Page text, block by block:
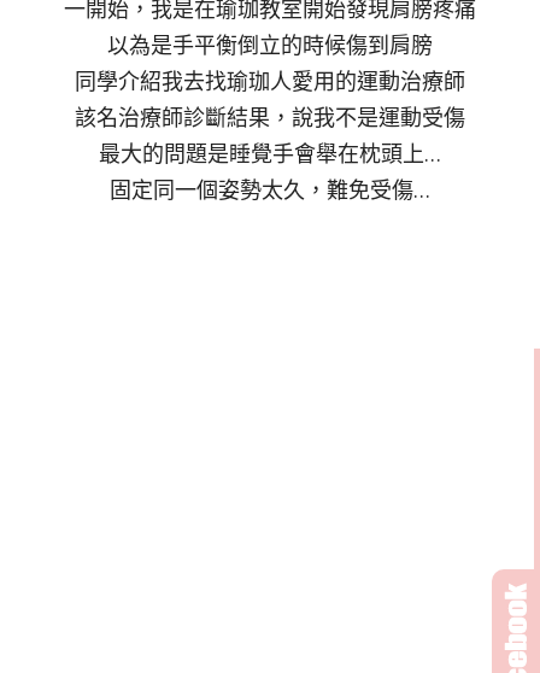
一開始，我是在瑜珈教室開始發現肩膀疼痛
以為是手平衡倒立的時候傷到肩膀
同學介紹我去找瑜珈人愛用的運動治療師
該名治療師診斷結果，說我不是運動受傷
最大的問題是睡覺手會舉在枕頭上…
固定同一個姿勢太久，難免受傷…